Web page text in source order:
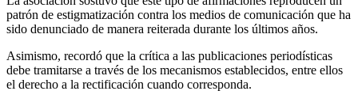
patrón de estigmatización contra los medios de comunicación que ha
sido denunciado de manera reiterada durante los últimos años.
Asimismo, recordó que la crítica a las publicaciones periodísticas
debe tramitarse a través de los mecanismos establecidos, entre ellos
el derecho a la rectificación cuando corresponda.